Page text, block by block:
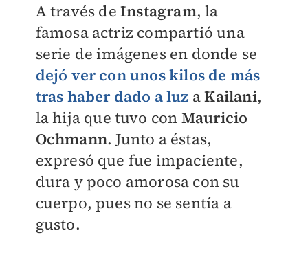
A través de Instagram, la
famosa actriz compartió una
serie de imágenes en donde se
dejó ver con unos kilos de más
tras haber dado a luz aKailani,
la hija que tuvo con Mauricio
Ochmann. Junto a éstas,
expresó que fue impaciente,
dura y poco amorosa con su
cuerpo, pues no se sentía a
gusto.